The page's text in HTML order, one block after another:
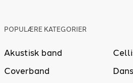
POPULÆRE KATEGORIER
Akustisk band
Coverband